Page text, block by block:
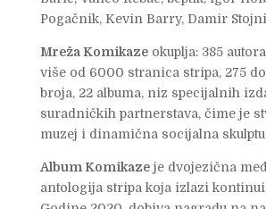
Pogačnik, Kevin Barry, Damir
Mreža Komikazeokuplja: 385
više od 6000 stranica stripa, 275
broja, 22 albuma, niz specijalnih
suradničkih partnerstava, čime je
muzej i dinamična socijalna
Album Komikazeje dvojezična
antologija stripa koja izlazi